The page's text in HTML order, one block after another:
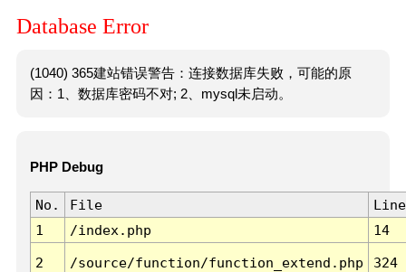
Database Error
(1040) 365建站错误警告：连接数据库失败，可能的原
因：1、数据库密码不对; 2、mysql未启动。
PHP Debug
No. File
Line
1
/index.php 14
2 /source/function/function_extend.php 324